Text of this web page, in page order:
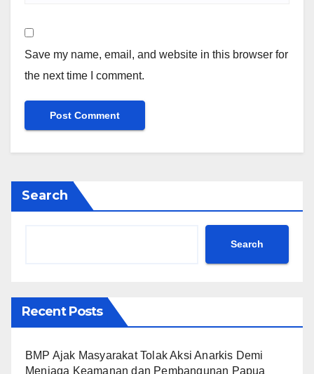
Save my name, email, and website in this browser for
the next time I comment.
Search
Search
Recent Posts
BMP Ajak Masyarakat Tolak Aksi Anarkis Demi
Menjaga Keamanan dan Pembangunan Papua